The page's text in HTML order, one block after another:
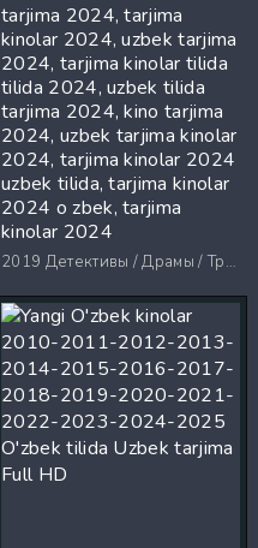
tarjima 2024, tarjima
kinolar 2024, uzbek tarjima
2024, tarjima kinolar tilida
tilida 2024, uzbek tilida
tarjima 2024, kino tarjima
2024, uzbek tarjima kinolar
2024, tarjima kinolar 2024
uzbek tilida, tarjima kinolar
2024 o zbek, tarjima
kinolar 2024
2019 Детективы / Драмы / Триллеры / Ужасы